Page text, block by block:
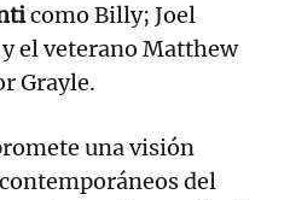
como Billy; Joel
el veterano Matthew
Grayle.
una visión
del